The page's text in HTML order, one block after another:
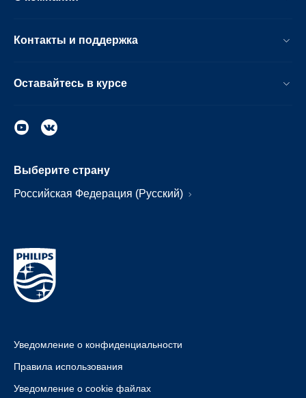
Контакты и поддержка
Оставайтесь в курсе
Выберите страну
Российская Федерация (Русский)
Уведомление о конфиденциальности
Правила использования
Уведомление о cookie файлах